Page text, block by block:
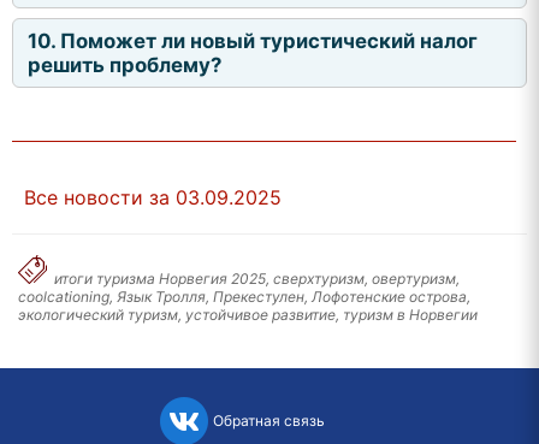
10. Поможет ли новый туристический налог
решить проблему?
Все новости за 03.09.2025
итоги туризма Норвегия 2025, сверхтуризм, овертуризм,
coolcationing, Язык Тролля, Прекестулен, Лофотенские острова,
экологический туризм, устойчивое развитие, туризм в Норвегии
Обратная связь